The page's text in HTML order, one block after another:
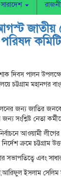
সারাদেশ
জাতীয়
দিবস পালন উপলক্ষে
চট্টগ্রাম
জন্য জাতির
সংশ্লিষ্ট নেতা
আওয়ামী লীগের
নির্দেশ ক্রমে
এবং
ইসলাম সেলিম